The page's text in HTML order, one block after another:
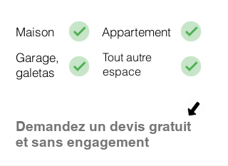
Maison
Appartement
Garage,
galetas
Tout autre
espace
Demandez un devis gratuit
et sans engagement